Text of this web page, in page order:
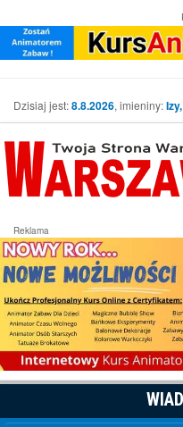
Dzisiaj jest:8.8.2026, imieniny:
Reklama